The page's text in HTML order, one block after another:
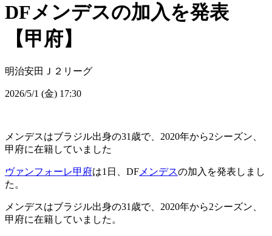
DFメンデスの加入を発表
【甲府】
明治安田Ｊ２リーグ
2026/5/1 (金) 17:30
メンデスはブラジル出身の31歳で、2020年から2シーズン、
甲府に在籍していました
ヴァンフォーレ甲府は1日、DF メンデスの加入を発表しまし
た。
メンデスはブラジル出身の31歳で、2020年から2シーズン、
甲府に在籍していました。